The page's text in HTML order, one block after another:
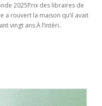
2025Prix des libraires de
a rouvert la maison qu’il avait
vingt ans.À l’intéri..